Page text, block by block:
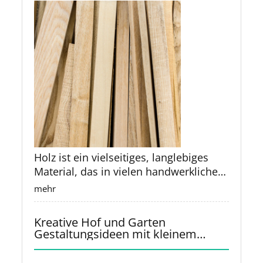
Holz ist ein vielseitiges, langlebiges
Material, das in vielen handwerklichen
und industriellen Bereichen verwendet
wird. Oft bleiben nach Projekten
schade zum Wegwerfen sind. Mit
etwas Kreativität und handwerklichem
mehr
Kreative Hof und Garten
Gestaltungsideen mit kleinem
Budget